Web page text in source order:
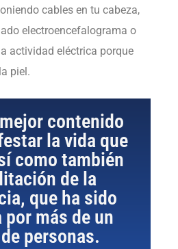
cables en tu cabeza,
electroencefalograma o
actividad eléctrica porque
piel.
contenido
la vida que
como también
de la
que ha sido
más de un
personas.